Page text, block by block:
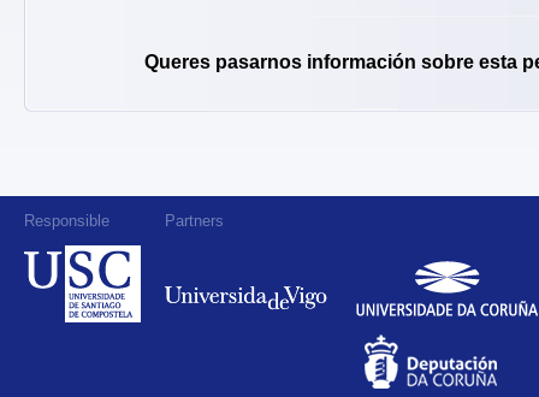
Queres pasarnos información sobre esta
Responsible Partners